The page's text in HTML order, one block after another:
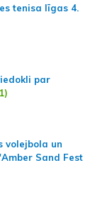
tenisa līgas 4.
par
volejbola un
Sand Fest